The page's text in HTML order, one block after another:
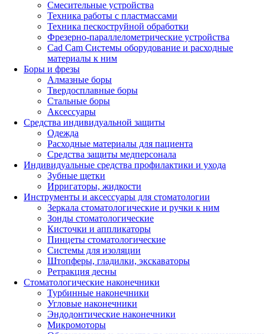
Смесительные устройства
Техника работы с пластмассами
Техника пескоструйной обработки
Фрезерно-параллелометрические устройства
Cad Cam Системы оборудование и расходные
материалы к ним
Боры и фрезы
Алмазные боры
Твердосплавные боры
Стальные боры
Аксессуары
Средства индивидуальной защиты
Одежда
Расходные материалы для пациента
Средства защиты медперсонала
Индивидуальные средства профилактики и ухода
Зубные щетки
Ирригаторы, жидкости
Инструменты и аксессуары для стоматологии
Зеркала стоматологические и ручки к ним
Зонды стоматологические
Кисточки и аппликаторы
Пинцеты стоматологические
Системы для изоляции
Штопферы, гладилки, экскаваторы
Ретракция десны
Стоматологические наконечники
Турбинные наконечники
Угловые наконечники
Эндодонтические наконечники
Микромоторы